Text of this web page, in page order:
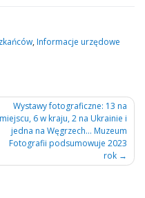
, Informacje urzędowe
Wystawy fotograficzne: 13 na
miejscu, 6 w kraju, 2 na Ukrainie i
jedna na Węgrzech… Muzeum
Fotografii podsumowuje 2023
rok